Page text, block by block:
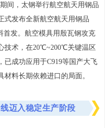
间，太钢举行航空航天用钢品
式发布全新航空航天用钢品
首发。航空模具用殷瓦钢攻克
技术，在20℃~200℃关键温区
已成功应用于C919等国产大飞
料长期依赖进口的局面。
迈入稳定生产阶段